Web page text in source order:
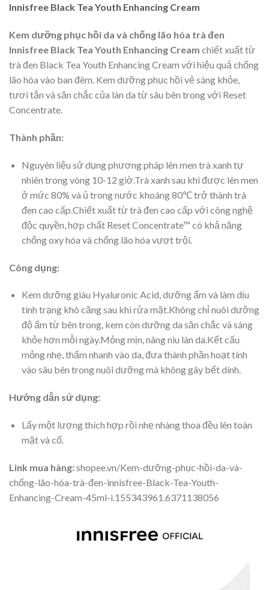
Innisfree Black Tea Youth Enhancing Cream
Kem dưỡng phục hồi da và chống lão hóa trà đen
Innisfree Black Tea Youth Enhancing Cream chiết xuất từ
trà đen Black Tea Youth Enhancing Cream với hiệu quả chống
lão hóa vào ban đêm. Kem dưỡng phục hồi vẻ sáng khỏe,
tươi tắn và săn chắc của làn da từ sâu bên trong với Reset
Concentrate.
Thành phần:
Nguyên liệu sử dụng phương pháp lên men trà xanh tự
nhiên trong vòng 10-12 giờ.Trà xanh sau khi được lên men
ở mức 80% và ủ trong nước khoáng 80℃ trở thành trà
đen cao cấp.Chiết xuất từ trà đen cao cấp với công nghệ
độc quyền, hợp chất Reset Concentrate™ có khả năng
chống oxy hóa và chống lão hóa vượt trội.
Công dụng:
Kem dưỡng giàu Hyaluronic Acid, dưỡng ẩm và làm dịu
tình trạng khô căng sau khi rửa mặt.Không chỉ nuôi dưỡng
độ ẩm từ bên trong, kem còn dưỡng da săn chắc và sáng
khỏe hơn mỗi ngày.Mỏng mịn, nâng niu làn da.Kết cấu
mỏng nhẹ, thấm nhanh vào da, đưa thành phần hoạt tính
vào sâu bên trong nuôi dưỡng mà không gây bết dính.
Hướng dẫn sử dụng:
Lấy một lượng thích hợp rồi nhẹ nhàng thoa đều lên toàn
mặt và cổ.
Link mua hàng:shopee.vn/Kem-dưỡng-phục-hồi-da-và-
chống-lão-hóa-trà-đen-innisfree-Black-Tea-Youth-
Enhancing-Cream-45ml-i.155343961.6371138056